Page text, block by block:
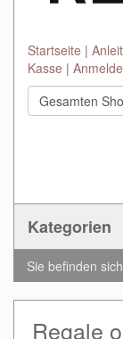
Startseite
Kasse
Kategorien
Sie befinden
Regale